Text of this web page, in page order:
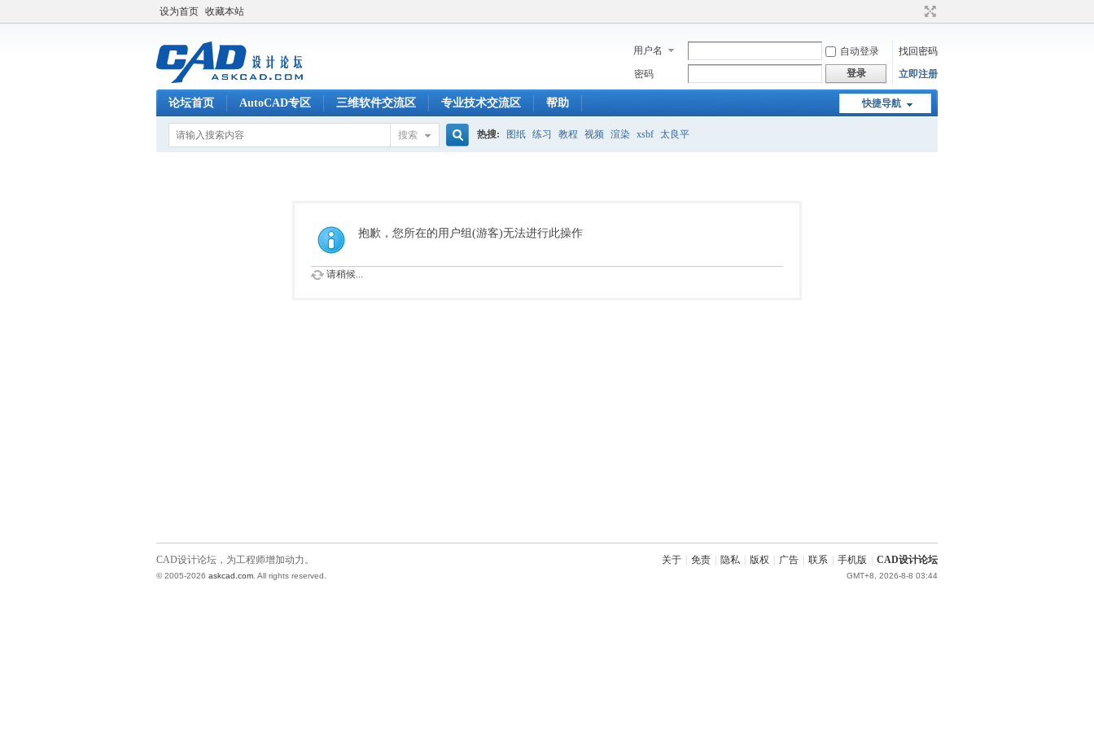
设为首页 收藏本站
用户名 自动登录
找回密码
密码
登录 立即注册
快捷导航
论坛首页 AutoCAD专区 三维软件交流区 专业技术交流区 帮助
搜索
索
热搜: 图纸 练习 教程 视频 渲染 xsbf 太良平
抱歉，您所在的用户组(游客)无法进行此操作
请稍候...
关于 免责 隐私 版权 广告 联系 手机版 CAD设计论坛
GMT+8, 2026-8-8 03:44
CAD设计论坛，为工程师增加动力。
© 2005-2026 askcad.com . All rights reserved.